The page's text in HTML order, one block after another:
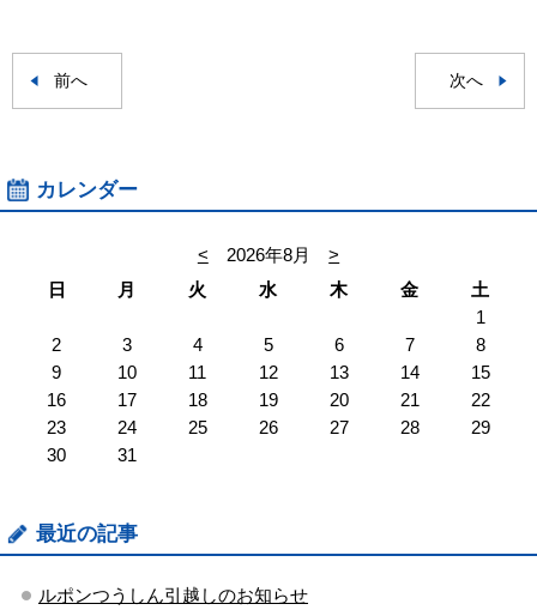
前へ 次へ
カレンダー
< 2026年8月
>
日
月 火 水 木 金
土
1
2
3 4 5 6 7
8
9
10 11 12 13 14
15
16
17 18 19 20 21
22
23
24 25 26 27 28
29
30
31
最近の記事
ルポンつうしん引越しのお知らせ